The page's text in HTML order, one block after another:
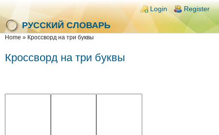
Skip to main content
Skip to search
Login links
Login Register
РУССКИЙ СЛОВАРЬ
You are here
Home » Кроссворд на три буквы
Кроссворд на три буквы